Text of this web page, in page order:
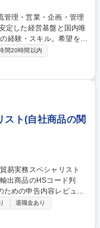
経験・スキル。希望を最
きます！未経験者もしっ
品営業・既存顧客対応/
■原油調達・原油製品原
■石油化学製品(ベンゼ
業■管理部門・総務・人
種 【総合
売会社/転勤あり
間20時間以内
スト(自社商品の関
ための申告内容レビュー
ハウの蓄積と標準化(1
(10%):申告ミスやリス
退職金あり